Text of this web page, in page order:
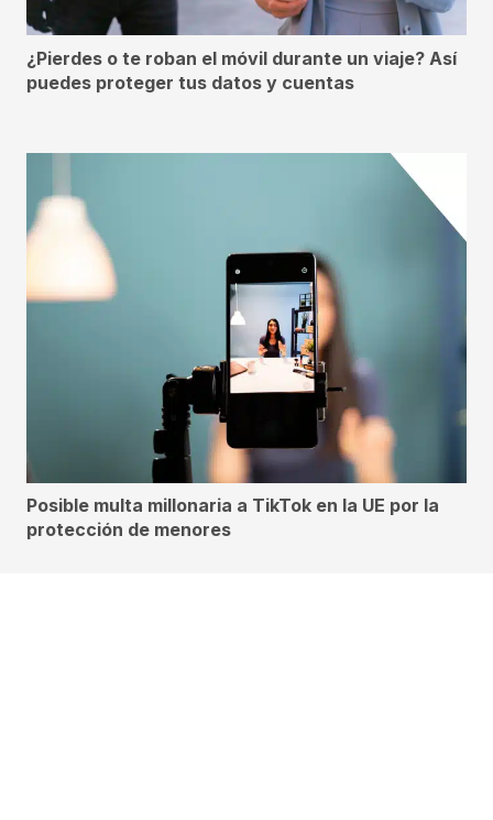
¿Pierdes o te roban el móvil durante un viaje? Así
puedes proteger tus datos y cuentas
Posible multa millonaria a TikTok en la UE por la
protección de menores